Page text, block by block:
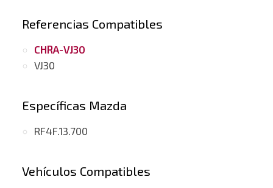
Referencias Compatibles
CHRA-VJ30
VJ30
Específicas Mazda
RF4F.13.700
Vehículos Compatibles